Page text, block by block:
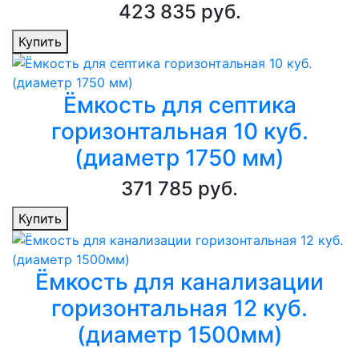
423 835 руб.
Купить
Ёмкость для септика
горизонтальная 10 куб.
(диаметр 1750 мм)
371 785 руб.
Купить
Ёмкость для канализации
горизонтальная 12 куб.
(диаметр 1500мм)